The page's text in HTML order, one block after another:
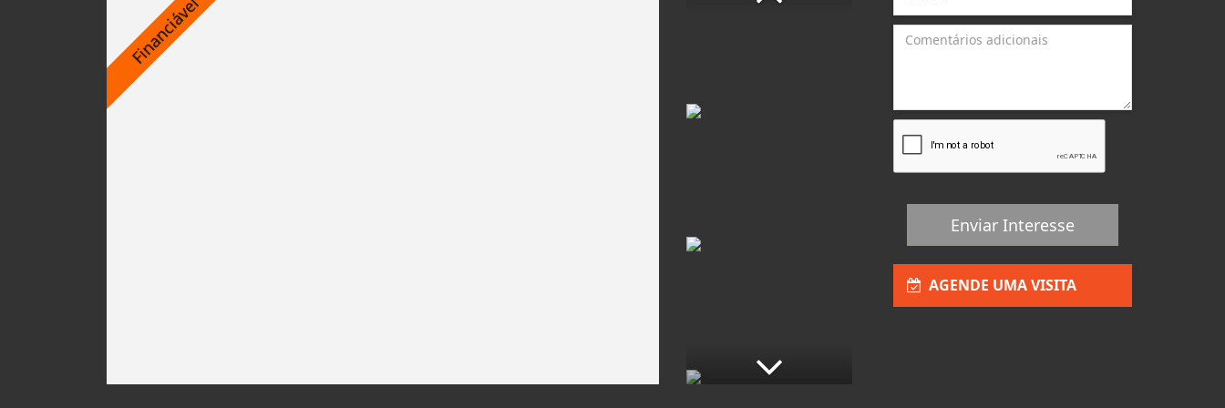
Enviar Interesse
AGENDE UMA VISITA